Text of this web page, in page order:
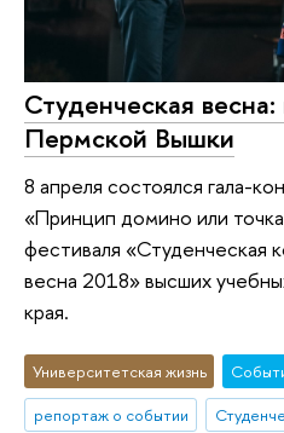
Студенческая
Пермской Вышки
8 апреля состоялся гала-
«Принцип домино или
фестиваля «Студенческая
весна 2018» высших
края.
Университетская жизнь
репортаж о событии